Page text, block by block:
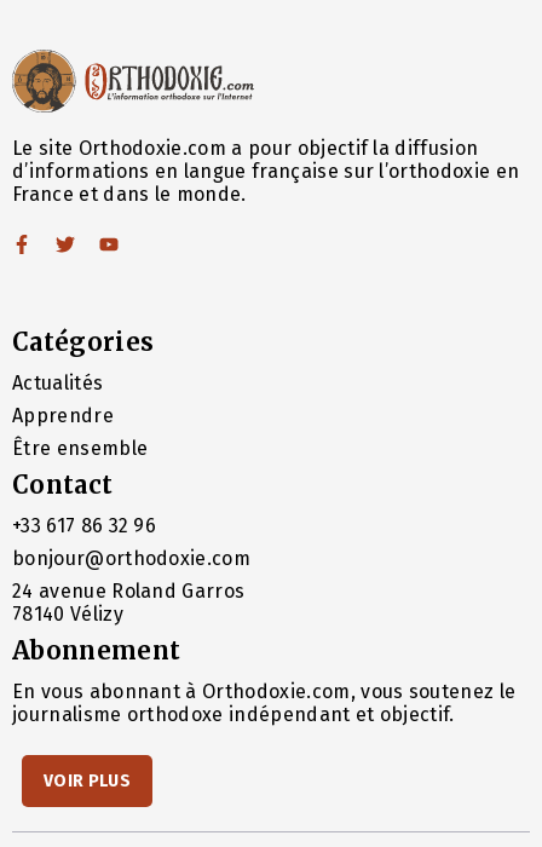
Le site Orthodoxie.com a pour objectif la diffusion
d’informations en langue française sur l’orthodoxie en
France et dans le monde.
Catégories
Actualités
Apprendre
Être ensemble
Contact
+33 617 86 32 96
bonjour@orthodoxie.com
24 avenue Roland Garros
78140 Vélizy
Abonnement
En vous abonnant à Orthodoxie.com, vous soutenez le
journalisme orthodoxe indépendant et objectif.
VOIR PLUS